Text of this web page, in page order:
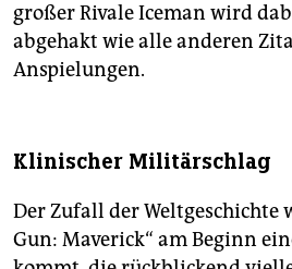
großer Rivale Iceman wird
abgehakt wie alle anderen
Anspielungen.
Klinischer Militärschlag
Der Zufall der Weltgeschichte
Gun: Maverick“ am Beginn